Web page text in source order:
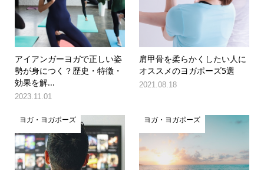
アイアンガーヨガで正しい姿
勢が身につく？歴史・特徴・
効果を解...
2023.11.01
肩甲骨を柔らかくしたい人に
オススメのヨガポーズ5選
2021.08.18
ヨガ・ヨガポーズ ヨガ・ヨガポーズ